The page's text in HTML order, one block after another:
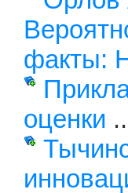
факты:
оценки ..